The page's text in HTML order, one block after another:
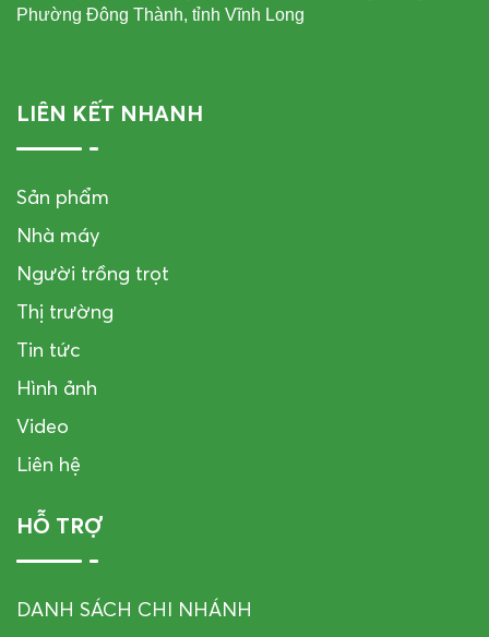
Phường Đông Thành, tỉnh Vĩnh Long
LIÊN KẾT NHANH
Sản phẩm
Nhà máy
Người trồng trọt
Thị trường
Tin tức
Hình ảnh
Video
Liên hệ
HỖ TRỢ
DANH SÁCH CHI NHÁNH